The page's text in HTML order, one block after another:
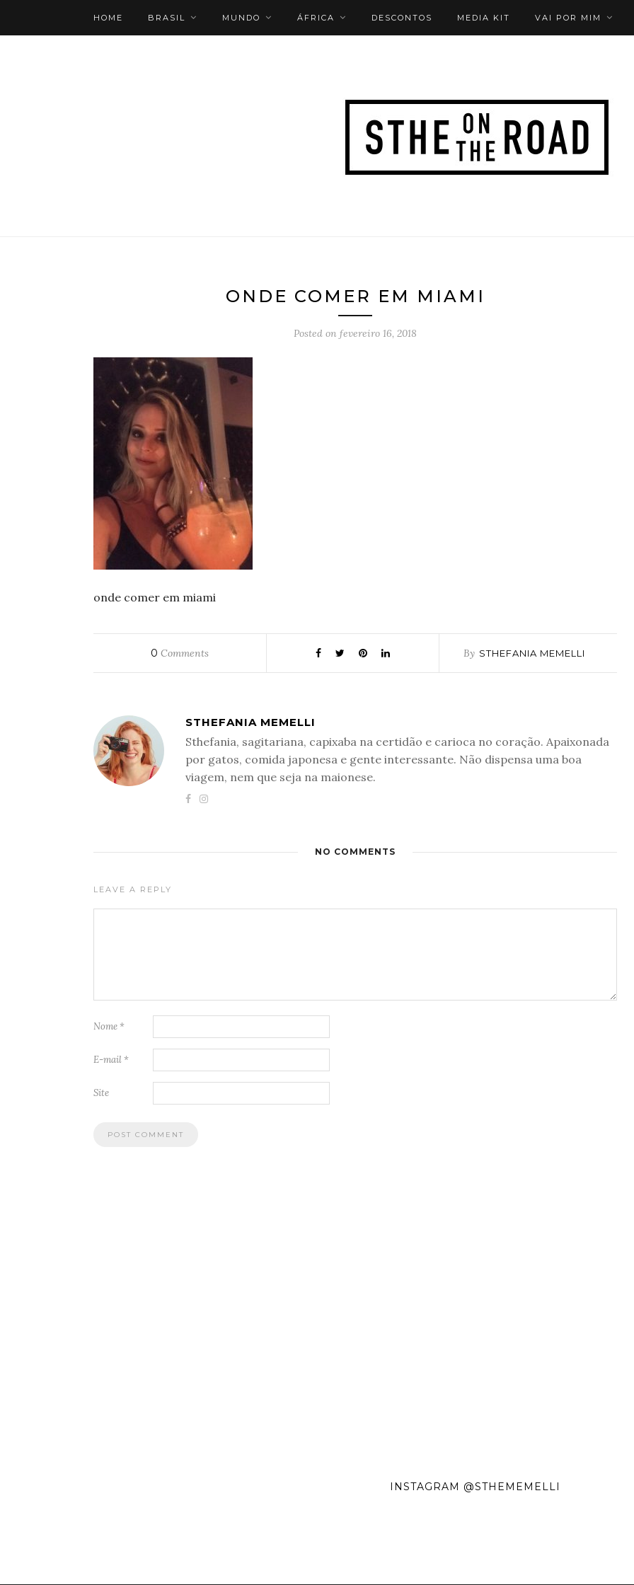
HOME BRASIL MUNDO ÁFRICA DESCONTOS MEDIA KIT VAI POR MIM
ONDE COMER EM MIAMI
Posted on fevereiro 16, 2018
onde comer em miami
0 Comments By STHEFANIA MEMELLI
STHEFANIA MEMELLI
Sthefania, sagitariana, capixaba na certidão e carioca no coração. Apaixonada
por gatos, comida japonesa e gente interessante. Não dispensa uma boa
viagem, nem que seja na maionese.
NO COMMENTS
LEAVE A REPLY
Nome *
E-mail *
Site
INSTAGRAM @STHEMEMELLI